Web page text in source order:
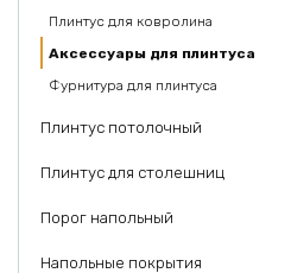
Плинтус для ковролина
Аксессуары для плинтуса
Фурнитура для плинтуса
Плинтус потолочный
Плинтус для столешниц
Порог напольный
Напольные покрытия